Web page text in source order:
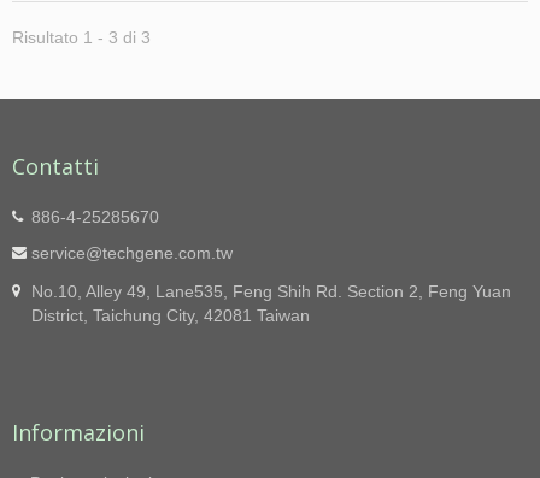
Risultato 1 - 3 di 3
Contatti
886-4-25285670
service@techgene.com.tw
No.10, Alley 49, Lane535, Feng Shih Rd. Section 2, Feng Yuan
District, Taichung City, 42081 Taiwan
Informazioni